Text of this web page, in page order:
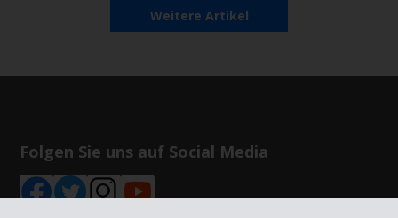
Weitere Artikel
Folgen Sie uns auf Social Media